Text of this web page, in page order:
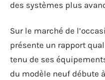
des systèmes plus
Sur le marché de
présente un rapport
tenu de ses
du modèle neuf débute